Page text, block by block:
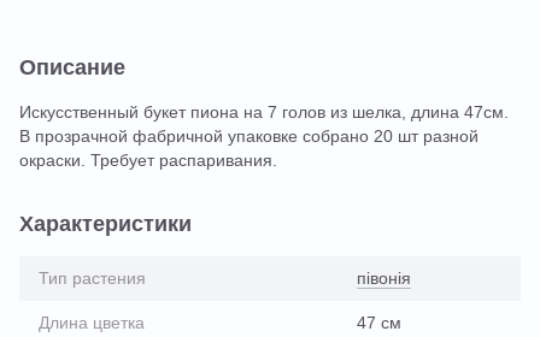
Описание
Искусственный букет пиона на 7 голов из шелка, длина 47см.
В прозрачной фабричной упаковке собрано 20 шт разной
окраски. Требует распаривания.
Характеристики
Тип растения півонія
Длина цветка 47 см